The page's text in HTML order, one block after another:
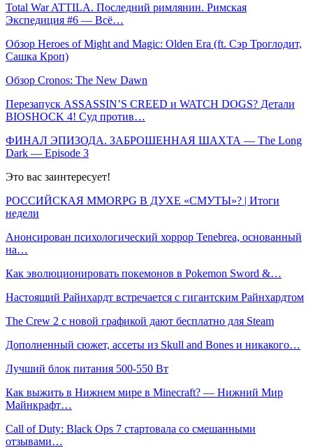
Total War ATTILA. Последний римлянин. Римская
Экспедиция #6 — Всё…
Обзор Heroes of Might and Magic: Olden Era (ft. Сэр Троглодит,
Сашка Кроп)
Обзор Cronos: The New Dawn
Перезапуск ASSASSIN’S CREED и WATCH DOGS? Детали
BIOSHOCK 4! Суд против…
ФИНАЛ ЭПИЗОДА. ЗАБРОШЕННАЯ ШАХТА — The Long
Dark — Episode 3
Это вас заинтересует!
РОССИЙСКАЯ MMORPG В ДУХЕ «СМУТЫ»? | Итоги
недели
Анонсирован психологический хоррор Tenebrea, основанный
на…
Как эволюционировать покемонов в Pokemon Sword &…
Настоящий Райнхардт встречается с гигантским Райнхардтом
The Crew 2 с новой графикой дают бесплатно для Steam
Дополненный сюжет, ассеты из Skull and Bones и никакого…
Лучший блок питания 500-550 Вт
Как выжить в Нижнем мире в Minecraft? — Нижний Мир
Майнкрафт…
Call of Duty: Black Ops 7 стартовала со смешанными
отзывами…